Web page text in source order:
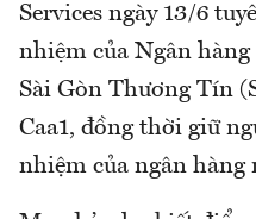
Services ngày 13/6
nhiệm của Ngân
Sài Gòn Thương Tín
Caa1, đồng thời giữ
nhiệm của ngân hàng